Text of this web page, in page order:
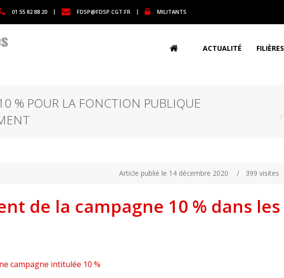
01 55 82 88 20 | FDSP@FDSP.CGT.FR | MILITANTS
ACTUALITÉ FILIÈRES
% POUR LA FONCTION PUBLIQUE
/
Article publié le 14 décembre 2020 / 399 visites
de la campagne 10 % dans les
campagne intitulée 10 %